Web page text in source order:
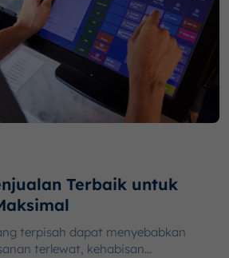
Terbaik untuk
terpisah dapat menyebabkan
terlewat, kehabisan...